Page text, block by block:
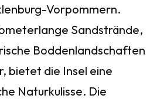
Vorpommern.
Sandstrände,
Boddenlandschaften
bietet die Insel eine
Naturkulisse. Die